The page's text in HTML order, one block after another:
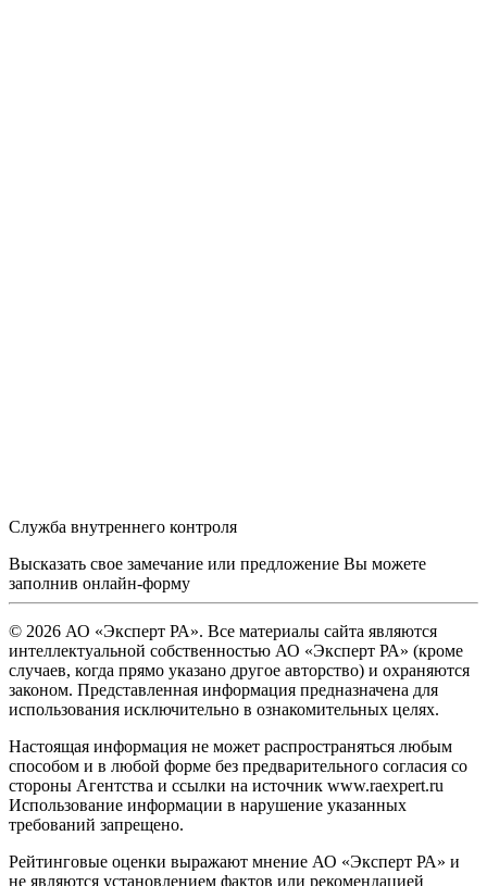
Служба внутреннего контроля
Высказать свое замечание или предложение Вы можете
заполнив онлайн-форму
© 2026 АО «Эксперт РА». Все материалы сайта являются
интеллектуальной собственностью АО «Эксперт РА» (кроме
случаев, когда прямо указано другое авторство) и охраняются
законом. Представленная информация предназначена для
использования исключительно в ознакомительных целях.
Настоящая информация не может распространяться любым
способом и в любой форме без предварительного согласия со
стороны Агентства и ссылки на источник www.raexpert.ru
Использование информации в нарушение указанных
требований запрещено.
Рейтинговые оценки выражают мнение АО «Эксперт РА» и
не являются установлением фактов или рекомендацией